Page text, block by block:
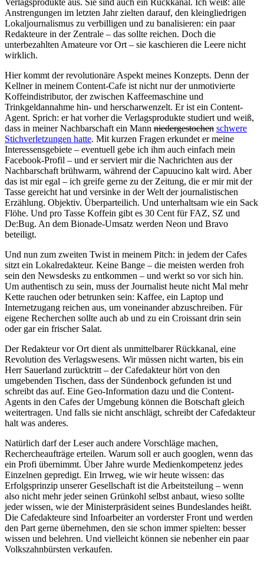
Anstrengungen im letzten Jahr zielten darauf, den kleingliedrigen
Lokaljournalismus zu verbilligen und zu banalisieren: ein paar
Redakteure in der Zentrale – das sollte reichen. Doch die
unterbezahlten Amateure vor Ort – sie kaschieren die Leere nicht
wirklich.
Hier kommt der revolutionäre Aspekt meines Konzepts. Denn der
Kellner in meinem Content-Cafe ist nicht nur der unmotivierte
Koffeindistributor, der zwischen Kaffeemaschine und
Trinkgeldannahme hin- und herscharwenzelt. Er ist ein Content-
Agent. Sprich: er hat vorher die Verlagsprodukte studiert und weiß,
dass in meiner Nachbarschaft ein Mann niedergestochen schwere
Stichverletzungen hatte. Mit kurzen Fragen erkundet er meine
Interessensgebiete – eventuell gebe ich ihm auch einfach mein
Facebook-Profil – und er serviert mir die Nachrichten aus der
Nachbarschaft brühwarm, während der Capuucino kalt wird. Aber
das ist mir egal – ich greife gerne zu der Zeitung, die er mir mit der
Tasse gereicht hat und versinke in der Welt der journalistischen
Erzählung. Objektiv. Überparteilich. Und unterhaltsam wie ein Sack
Flöhe. Und pro Tasse Koffein gibt es 30 Cent für FAZ, SZ und
De:Bug. An dem Bionade-Umsatz werden Neon und Bravo
beteiligt.
Und nun zum zweiten Twist in meinem Pitch: in jedem der Cafes
sitzt ein Lokalredakteur. Keine Bange – die meisten werden froh
sein den Newsdesks zu entkommen – und werkt so vor sich hin.
Um authentisch zu sein, muss der Journalist heute nicht Mal mehr
Kette rauchen oder betrunken sein: Kaffee, ein Laptop und
Internetzugang reichen aus, um voneinander abzuschreiben. Für
eigene Recherchen sollte auch ab und zu ein Croissant drin sein
oder gar ein frischer Salat.
Der Redakteur vor Ort dient als unmittelbarer Rückkanal, eine
Revolution des Verlagswesens. Wir müssen nicht warten, bis ein
Herr Sauerland zurücktritt – der Cafedakteur hört von den
umgebenden Tischen, dass der Sündenbock gefunden ist und
schreibt das auf. Eine Geo-Information dazu und die Content-
Agents in den Cafes der Umgebung können die Botschaft gleich
weitertragen. Und falls sie nicht anschlägt, schreibt der Cafedakteur
halt was anderes.
Natürlich darf der Leser auch andere Vorschläge machen,
Rechercheaufträge erteilen. Warum soll er auch googlen, wenn das
ein Profi übernimmt. Über Jahre wurde Medienkompetenz jedes
Einzelnen gepredigt. Ein Irrweg, wie wir heute wissen: das
Erfolgsprinzip unserer Gesellschaft ist die Arbeitsteilung – wenn
also nicht mehr jeder seinen Grünkohl selbst anbaut, wieso sollte
jeder wissen, wie der Ministerpräsident seines Bundeslandes heißt.
Die Cafedakteure sind Infoarbeiter an vorderster Front und werden
den Part gerne übernehmen, den sie schon immer spielten: besser
wissen und belehren. Und vielleicht können sie nebenher ein paar
Volkszahnbürsten verkaufen.